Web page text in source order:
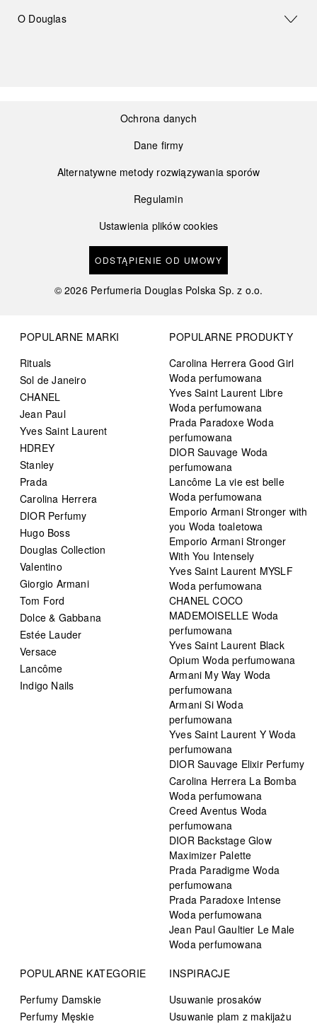
O Douglas
Ochrona danych
Dane firmy
Alternatywne metody rozwiązywania sporów
Regulamin
Ustawienia plików cookies
ODSTĄPIENIE OD UMOWY
©2026 Perfumeria Douglas Polska Sp. z o.o.
POPULARNE MARKI
Rituals
Sol de Janeiro
CHANEL
Jean Paul
Yves Saint Laurent
HDREY
Stanley
Prada
Carolina Herrera
DIOR Perfumy
Hugo Boss
Douglas Collection
Valentino
Giorgio Armani
Tom Ford
Dolce & Gabbana
Estée Lauder
Versace
Lancôme
Indigo Nails
POPULARNE PRODUKTY
Carolina Herrera Good Girl
Woda perfumowana
Yves Saint Laurent Libre
Woda perfumowana
Prada Paradoxe Woda
perfumowana
DIOR Sauvage Woda
perfumowana
Lancôme La vie est belle
Woda perfumowana
Emporio Armani Stronger with
you Woda toaletowa
Emporio Armani Stronger
With You Intensely
Yves Saint Laurent MYSLF
Woda perfumowana
CHANEL COCO
MADEMOISELLE Woda
perfumowana
Yves Saint Laurent Black
Opium Woda perfumowana
Armani My Way Woda
perfumowana
Armani Si Woda
perfumowana
Yves Saint Laurent Y Woda
perfumowana
DIOR Sauvage Elixir Perfumy
Carolina Herrera La Bomba
Woda perfumowana
Creed Aventus Woda
perfumowana
DIOR Backstage Glow
Maximizer Palette
Prada Paradigme Woda
perfumowana
Prada Paradoxe Intense
Woda perfumowana
Jean Paul Gaultier Le Male
Woda perfumowana
POPULARNE KATEGORIE
Perfumy Damskie
Perfumy Męskie
INSPIRACJE
Usuwanie prosaków
Usuwanie plam z makijażu